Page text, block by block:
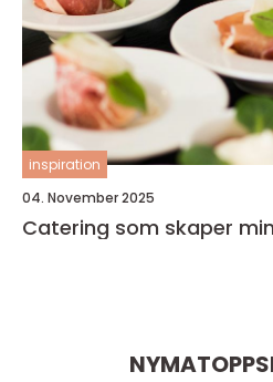
inspiration
04. November 2025
Catering som skaper